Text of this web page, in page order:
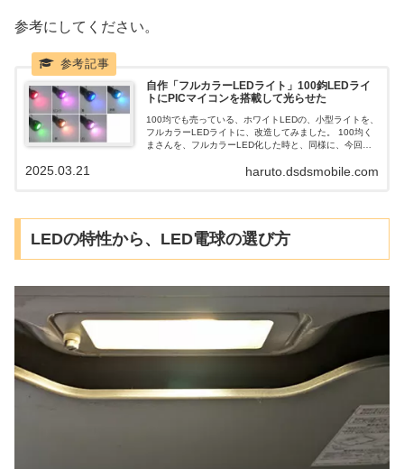
参考にしてください。
自作「フルカラーLEDライト」100鈞LEDライ
トにPICマイコンを搭載して光らせた
100均でも売っている、ホワイトLEDの、小型ライトを、
フルカラーLEDライトに、改造してみました。 100均く
まさんを、フルカラーLED化した時と、同様に、今回
内臓で、色が変わります。haruto.dsdsmobile.com
2025.03.21
LEDの特性から、LED電球の選び方